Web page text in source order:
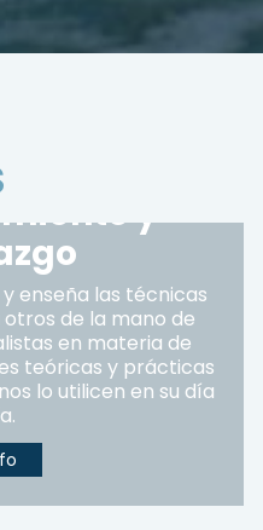
y
enseña las técnicas
de la mano de
en materia de
teóricas y prácticas
lo utilicen en su día